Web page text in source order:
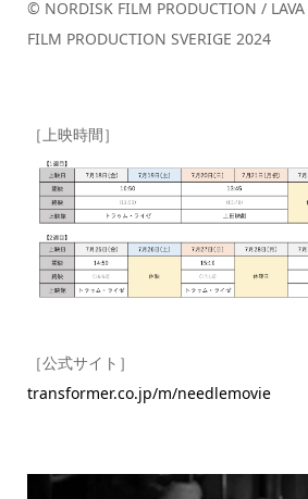
© NORDISK FILM PRODUCTION /
FILM PRODUCTION SVERIGE 2024
［上映時間］
［公式サイト］
transformer.co.jp/m/needlemovie